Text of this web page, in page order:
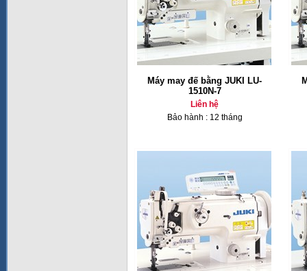
Máy may đế bằng JUKI LU-
1510N-7
Liên hệ
Bảo hành : 12 tháng